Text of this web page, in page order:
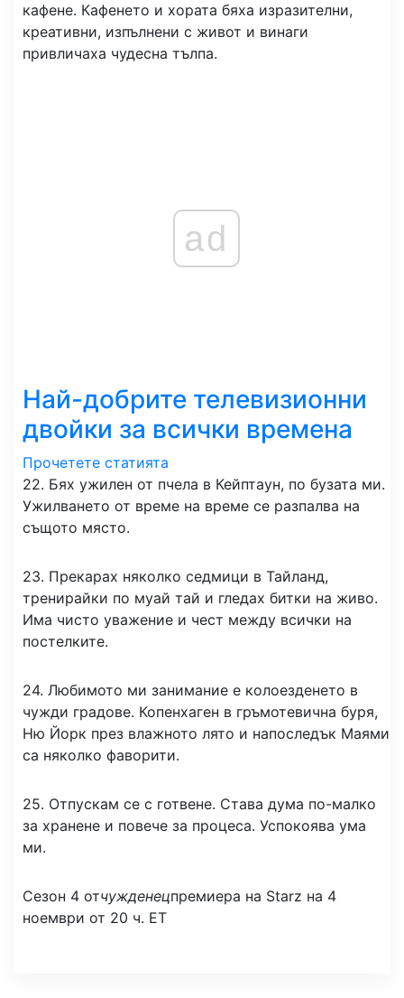
кафене. Кафенето и хората бяха изразителни,
креативни, изпълнени с живот и винаги
привличаха чудесна тълпа.
ad
Най-добрите телевизионни
двойки за всички времена
Прочетете статията
22. Бях ужилен от пчела в Кейптаун, по бузата ми.
Ужилването от време на време се разпалва на
същото място.
23. Прекарах няколко седмици в Тайланд,
тренирайки по муай тай и гледах битки на живо.
Има чисто уважение и чест между всички на
постелките.
24. Любимото ми занимание е колоезденето в
чужди градове. Копенхаген в гръмотевична буря,
Ню Йорк през влажното лято и напоследък Маями
са няколко фаворити.
25. Отпускам се с готвене. Става дума по-малко
за хранене и повече за процеса. Успокоява ума
ми.
Сезон 4 отчужденецпремиера на Starz на 4
ноември от 20 ч. ЕТ